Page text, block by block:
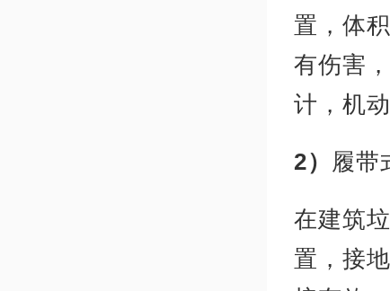
置，体
有伤害
计，机动
2） 履带
在建筑
置，接